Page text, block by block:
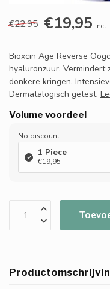
€22,95 €19,95
Bioxcin Age Reverse
hyaluronzuur.
donkere kringen.
Dermatalogisch getest.
Volume voordeel
No discount
1 Piece
€19,95